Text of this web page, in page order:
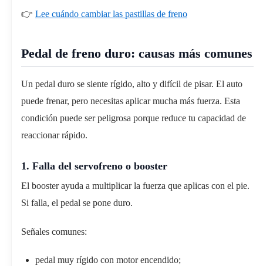
👉 Lee cuándo cambiar las pastillas de freno
Pedal de freno duro: causas más comunes
Un pedal duro se siente rígido, alto y difícil de pisar. El auto
puede frenar, pero necesitas aplicar mucha más fuerza. Esta
condición puede ser peligrosa porque reduce tu capacidad de
reaccionar rápido.
1. Falla del servofreno o booster
El booster ayuda a multiplicar la fuerza que aplicas con el pie.
Si falla, el pedal se pone duro.
Señales comunes:
pedal muy rígido con motor encendido;